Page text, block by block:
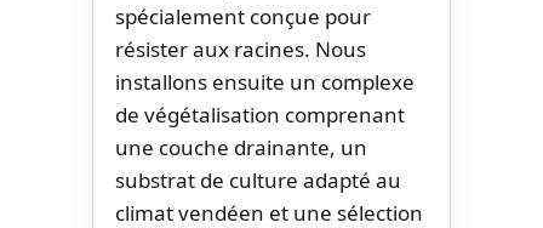
spécialement conçue pour
résister aux racines. Nous
installons ensuite un complexe
de végétalisation comprenant
une couche drainante, un
substrat de culture adapté au
climat vendéen et une sélection